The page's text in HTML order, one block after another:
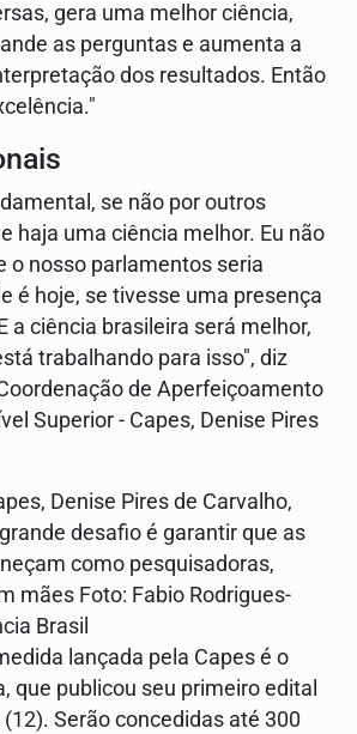
gera uma melhor ciência,
as perguntas e aumenta a
dos resultados. Então
se não por outros
haja uma ciência melhor. Eu não
o nosso parlamentos seria
é hoje, se tivesse uma presença
a ciência brasileira será melhor,
trabalhando para isso", diz
de Aperfeiçoamento
Superior - Capes, Denise Pires
Denise Pires de Carvalho,
desafio é garantir que as
como pesquisadoras,
mães Foto: Fabio Rodrigues-
Brasil
lançada pela Capes é o
que publicou seu primeiro edital
Serão concedidas até 300